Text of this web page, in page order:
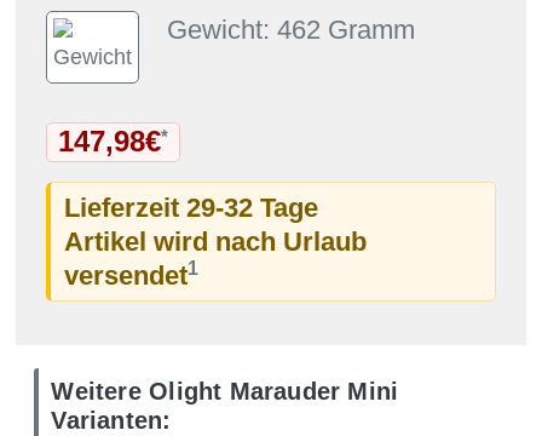
Gewicht: 462 Gramm
147,98€*
Lieferzeit 29-32 Tage
Artikel wird nach Urlaub
versendet1
Weitere Olight Marauder Mini
Varianten: